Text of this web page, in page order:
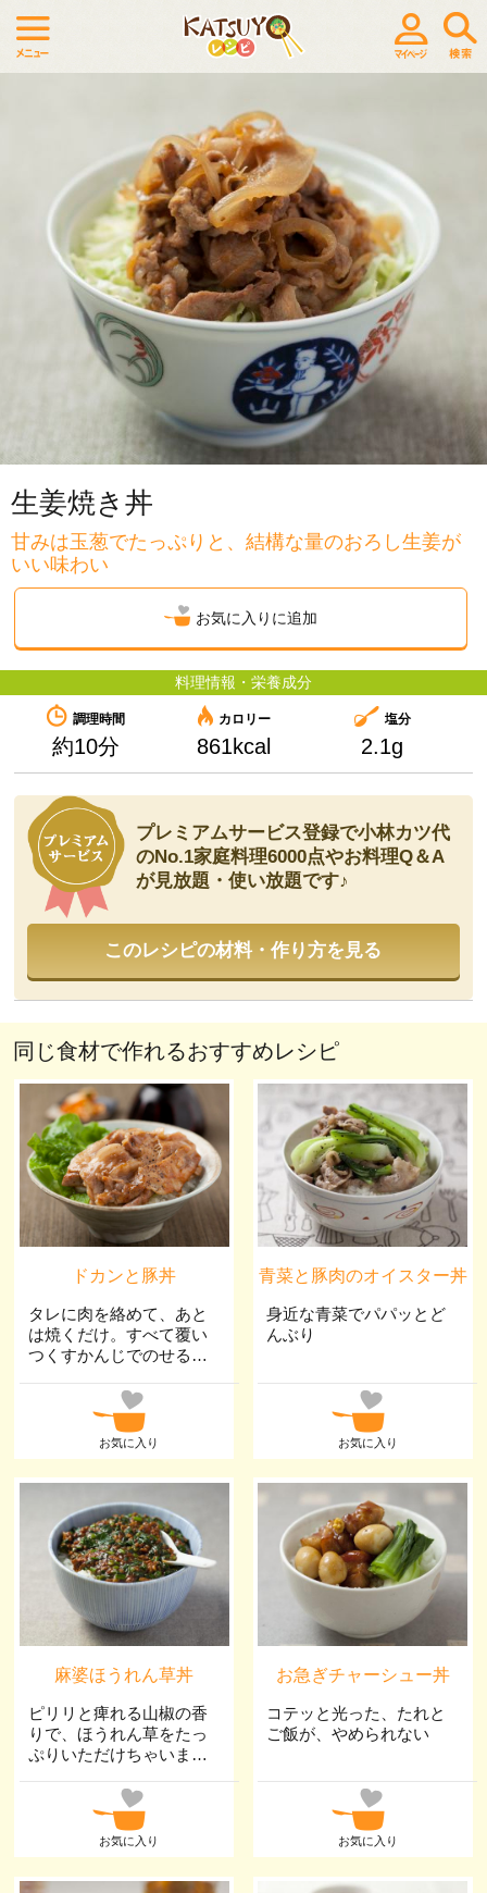
生姜焼き丼
甘みは玉葱でたっぷりと、結構な量のおろし生姜が
いい味わい
お気に入りに追加
料理情報・栄養成分
調理時間
約10分
カロリー
861kcal
塩分
2.1g
プレミアムサービス登録で小林カツ代
のNo.1家庭料理6000点やお料理Q＆A
が見放題・使い放題です♪
このレシピの材料・作り方を見る
同じ食材で作れるおすすめレシピ
ドカンと豚丼
タレに肉を絡めて、あと
は焼くだけ。すべて覆い
つくすかんじでのせるだ
お気に入り
青菜と豚肉のオイスター丼
身近な青菜でパパッとど
んぶり
お気に入り
麻婆ほうれん草丼
ピリリと痺れる山椒の香
りで、ほうれん草をたっ
ぷりいただけちゃいま
お気に入り
お急ぎチャーシュー丼
コテッと光った、たれと
ご飯が、やめられない
お気に入り